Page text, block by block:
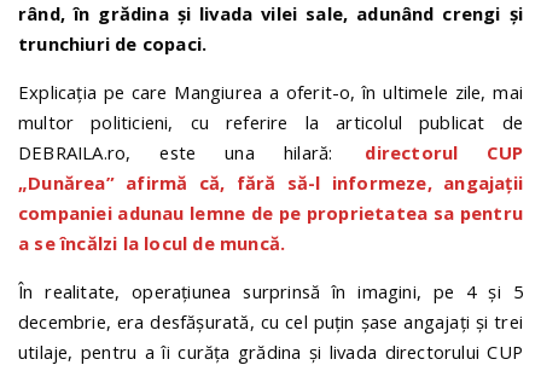
rând, în grădina și livada vilei sale, adunând crengi și
trunchiuri de copaci.
Explicația pe care Mangiurea a oferit-o, în ultimele zile, mai
multor politicieni, cu referire la articolul publicat de
DEBRAILA.ro, este una hilară:
directorul CUP
„Dunărea” afirmă că, fără să-l informeze, angajații
companiei adunau lemne de pe proprietatea sa pentru
a se încălzi la locul de muncă.
În realitate, operațiunea surprinsă în imagini, pe 4 și 5
decembrie, era desfășurată, cu cel puțin șase angajați și trei
utilaje, pentru a îi curăța grădina și livada directorului CUP